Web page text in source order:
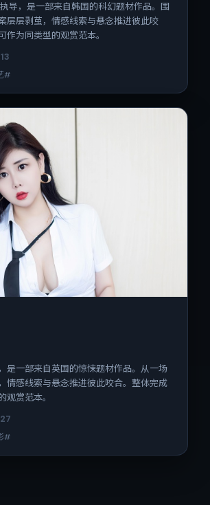
导，是一部来自韩国的科幻题材作品。围
层层剥茧，情感线索与悬念推进彼此咬
作为同类型的观赏范本。
#
是一部来自英国的惊悚题材作品。从一场
情感线索与悬念推进彼此咬合。整体完成
观赏范本。
#